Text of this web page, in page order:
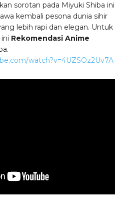
sorotan pada Miyuki Shiba ini
kembali pesona dunia sihir
lebih rapi dan elegan. Untuk
Rekomendasi Anime
watch?v=4UZSOz2Uv7A